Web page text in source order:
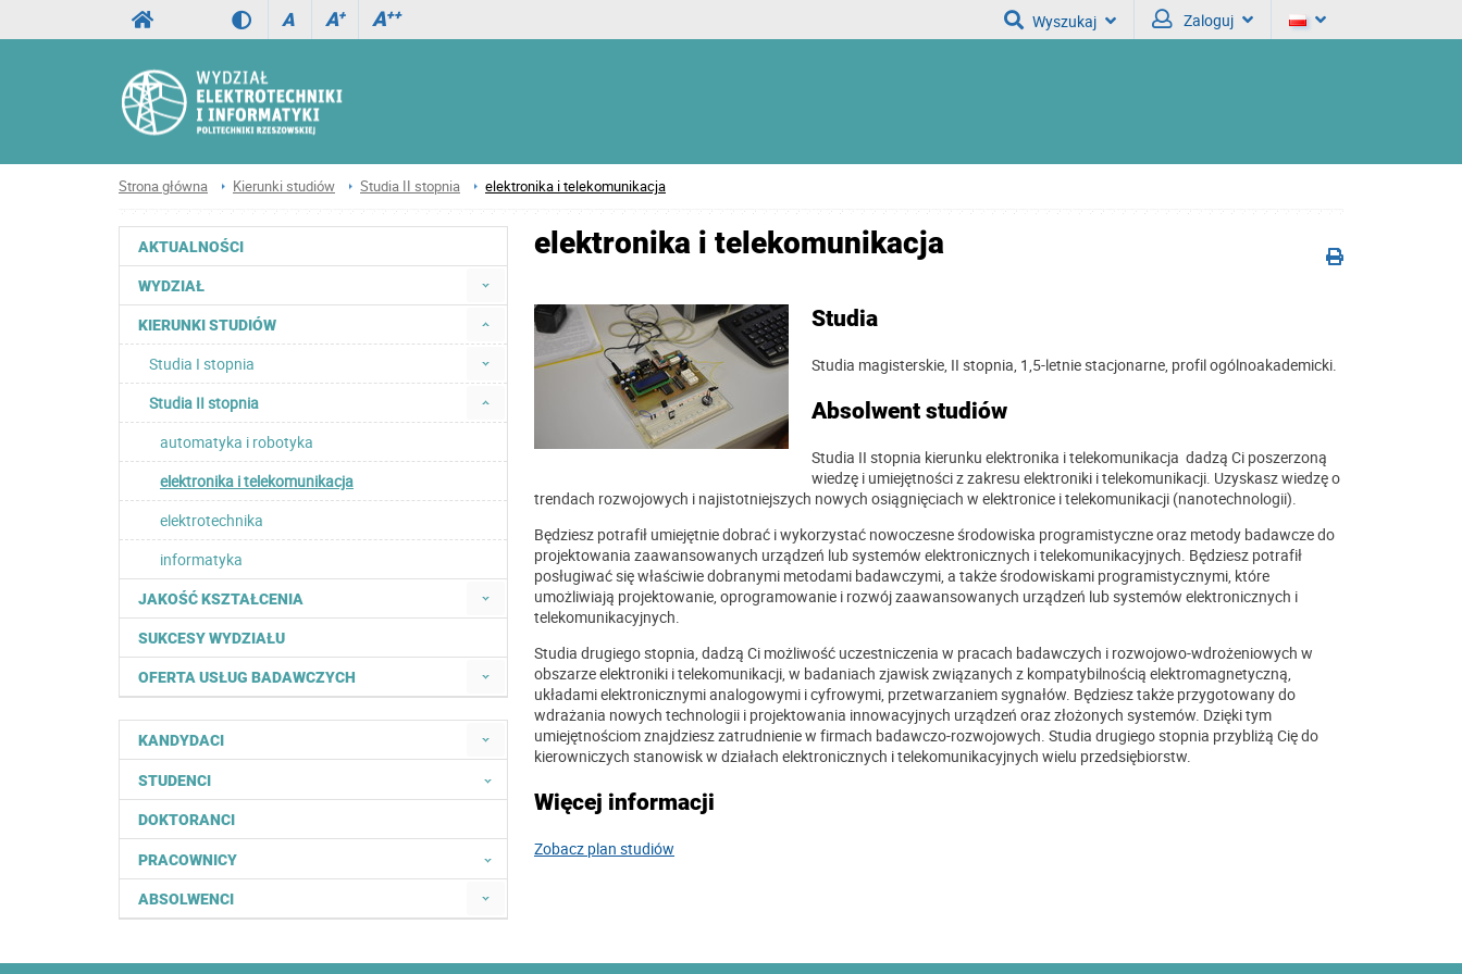
A A+ A++ Wyszukaj Zaloguj
Strona główna Kierunki studiów Studia II stopnia elektronika i telekomunikacja
AKTUALNOŚCI
WYDZIAŁ
KIERUNKI STUDIÓW
Studia I stopnia
Studia II stopnia
automatyka i robotyka
elektronika i telekomunikacja
elektrotechnika
informatyka
JAKOŚĆ KSZTAŁCENIA
SUKCESY WYDZIAŁU
OFERTA USŁUG BADAWCZYCH
KANDYDACI
STUDENCI
DOKTORANCI
PRACOWNICY
ABSOLWENCI
elektronika i telekomunikacja
Studia
Studia magisterskie, II stopnia, 1,5-letnie stacjonarne, profil ogólnoakademicki.
Absolwent studiów
Studia II stopnia kierunku elektronika i telekomunikacja dadzą Ci poszerzoną
wiedzę i umiejętności z zakresu elektroniki i telekomunikacji. Uzyskasz wiedzę o
trendach rozwojowych i najistotniejszych nowych osiągnięciach w elektronice i telekomunikacji (nanotechnologii).
Będziesz potrafił umiejętnie dobrać i wykorzystać nowoczesne środowiska programistyczne oraz metody badawcze do
projektowania zaawansowanych urządzeń lub systemów elektronicznych i telekomunikacyjnych. Będziesz potrafił
posługiwać się właściwie dobranymi metodami badawczymi, a także środowiskami programistycznymi, które
umożliwiają projektowanie, oprogramowanie i rozwój zaawansowanych urządzeń lub systemów elektronicznych i
telekomunikacyjnych.
Studia drugiego stopnia, dadzą Ci możliwość uczestniczenia w pracach badawczych i rozwojowo-wdrożeniowych w
obszarze elektroniki i telekomunikacji, w badaniach zjawisk związanych z kompatybilnością elektromagnetyczną,
układami elektronicznymi analogowymi i cyfrowymi, przetwarzaniem sygnałów. Będziesz także przygotowany do
wdrażania nowych technologii i projektowania innowacyjnych urządzeń oraz złożonych systemów. Dzięki tym
umiejętnościom znajdziesz zatrudnienie w firmach badawczo-rozwojowych. Studia drugiego stopnia przybliżą Cię do
kierowniczych stanowisk w działach elektronicznych i telekomunikacyjnych wielu przedsiębiorstw.
Więcej informacji
Zobacz plan studiów